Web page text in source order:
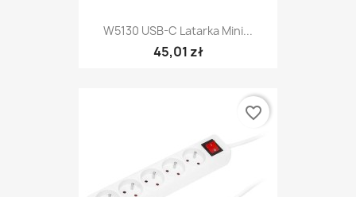
W5130 USB-C Latarka Mini...
45,01 zł
favorite_border